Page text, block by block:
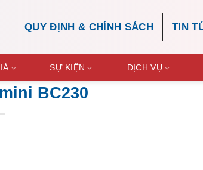
QUY ĐỊNH & CHÍNH SÁCH TIN
SỰ KIỆN DỊCH VỤ
BC230